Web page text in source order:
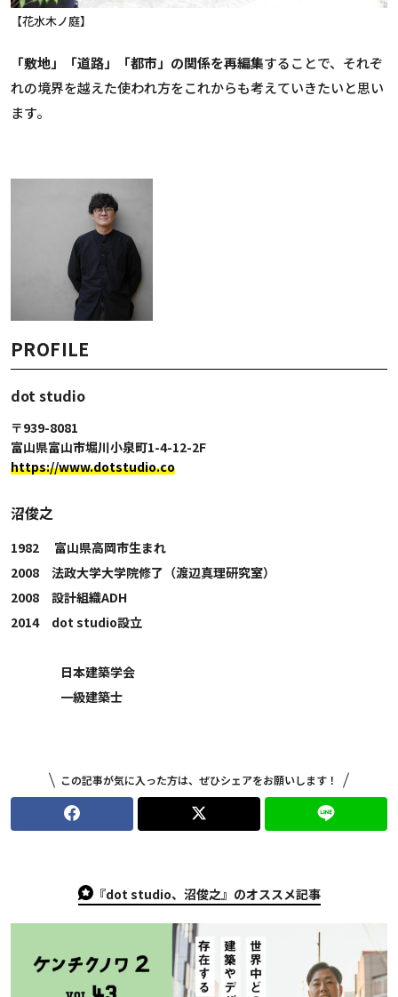
【花水木ノ庭】
「敷地」「道路」「都市」の関係を再編集することで、それぞ
れの境界を越えた使われ方をこれからも考えていきたいと思い
ます。
PROFILE
dot studio
〒939-8081
富山県富山市堀川小泉町1-4-12-2F
https://www.dotstudio.co
沼俊之
1982 富山県高岡市生まれ
2008 法政大学大学院修了（渡辺真理研究室）
2008 設計組織ADH
2014 dot studio設立
日本建築学会
一級建築士
この記事が気に入った方は、ぜひシェアをお願いします！
『dot studio、沼俊之』のオススメ記事